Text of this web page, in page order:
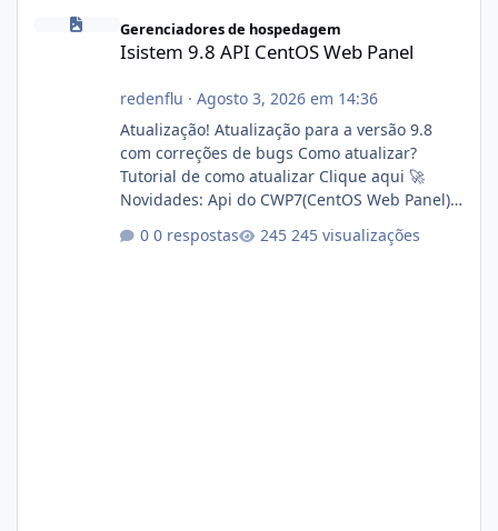
Isistem 9.8 API CentOS Web Panel
Gerenciadores de hospedagem
Isistem 9.8 API CentOS Web Panel
redenflu · Agosto 3, 2026 em 14:36
Atualização! Atualização para a versão 9.8
com correções de bugs Como atualizar?
Tutorial de como atualizar Clique aqui 🚀
Novidades: Api do CWP7(CentOS Web Panel)
autorizado a usasr o isistem:
0 respostas 245 visualizações